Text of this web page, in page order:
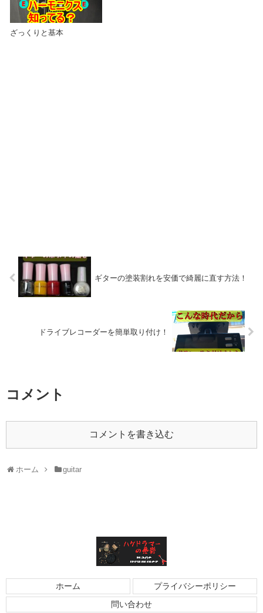
ざっくりと基本
ギターの塗装割れを安価で綺麗に直す方法！
ドライブレコーダーを簡単取り付け！
コメント
コメントを書き込む
ホーム guitar
ホーム
プライバシーポリシー
問い合わせ